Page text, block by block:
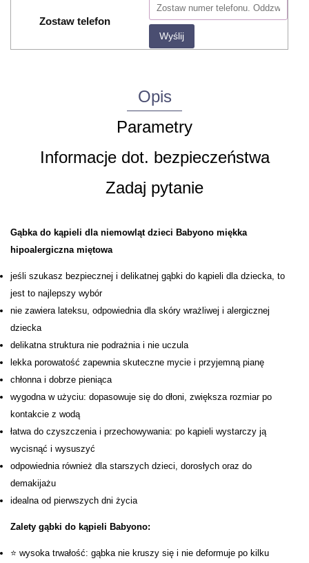
Zostaw telefon
Wyślij
Opis
Parametry
Informacje dot. bezpieczeństwa
Zadaj pytanie
Gąbka do kąpieli dla niemowląt dzieci Babyono miękka
hipoalergiczna miętowa
jeśli szukasz bezpiecznej i delikatnej gąbki do kąpieli dla dziecka, to
jest to najlepszy wybór
nie zawiera lateksu, odpowiednia dla skóry wrażliwej i alergicznej
dziecka
delikatna struktura nie podrażnia i nie uczula
lekka porowatość zapewnia skuteczne mycie i przyjemną pianę
chłonna i dobrze pieniąca
wygodna w użyciu: dopasowuje się do dłoni, zwiększa rozmiar po
kontakcie z wodą
łatwa do czyszczenia i przechowywania: po kąpieli wystarczy ją
wycisnąć i wysuszyć
odpowiednia również dla starszych dzieci, dorosłych oraz do
demakijażu
idealna od pierwszych dni życia
Zalety gąbki do kąpieli Babyono:
⭐ wysoka trwałość: gąbka nie kruszy się i nie deformuje po kilku